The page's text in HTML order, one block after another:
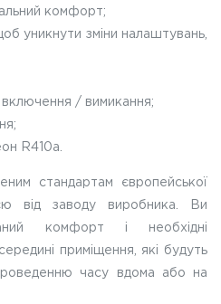
комфорт;
уникнути зміни налаштувань,
включення / вимикання;
R410a.
стандартам європейської
від заводу виробника. Ви
комфорт і необхідні
приміщення, які будуть
часу вдома або на